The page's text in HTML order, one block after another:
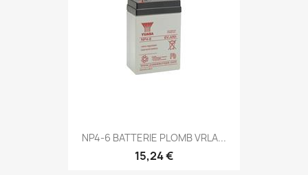
NP4-6 BATTERIE PLOMB VRLA...
15,24 €